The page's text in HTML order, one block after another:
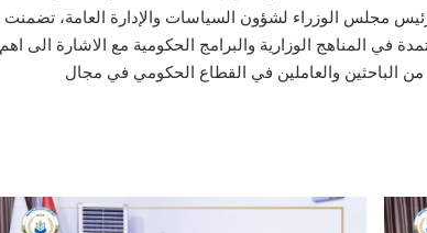
مجلس الوزراء لشؤون السياسات والإدارة العامة، تضمنت
في المناهج الوزارية والبرامج الحكومية مع الاشارة الى اهم
الباحثين والعاملين في القطاع الحكومي في مجال